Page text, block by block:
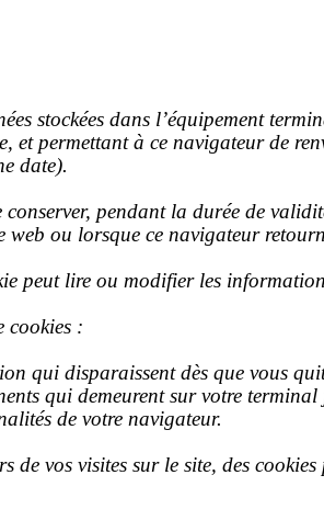
stockées dans l’équipement
et permettant à ce navigateur de
date).
conserver, pendant la durée de
web ou lorsque ce navigateur
peut lire ou modifier les
cookies :
qui disparaissent dès que vous
qui demeurent sur votre
de votre navigateur.
de vos visites sur le site, des